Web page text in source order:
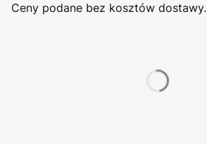
Ceny podane bez kosztów dostawy.